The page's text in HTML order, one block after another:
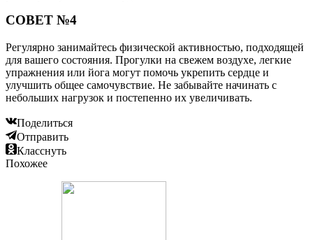
СОВЕТ №4
Регулярно занимайтесь физической активностью, подходящей
для вашего состояния. Прогулки на свежем воздухе, легкие
упражнения или йога могут помочь укрепить сердце и
улучшить общее самочувствие. Не забывайте начинать с
небольших нагрузок и постепенно их увеличивать.
Поделиться
Отправить
Класснуть
Похожее